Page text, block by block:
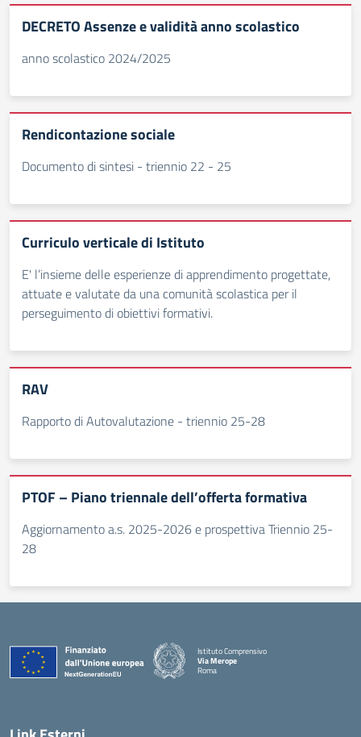
DECRETO Assenze e validità anno scolastico
anno scolastico 2024/2025
Rendicontazione sociale
Documento di sintesi - triennio 22 - 25
Curriculo verticale di Istituto
E' l’insieme delle esperienze di apprendimento progettate,
attuate e valutate da una comunità scolastica per il
perseguimento di obiettivi formativi.
RAV
Rapporto di Autovalutazione - triennio 25-28
PTOF – Piano triennale dell’offerta formativa
Aggiornamento a.s. 2025-2026 e prospettiva Triennio 25-
28
Istituto Comprensivo
Via Merope
Roma